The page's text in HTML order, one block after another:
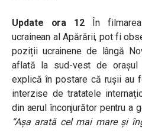
Update ora 12 În
ucrainean al Apărării, pot fi
poziții ucrainene de lângă
aflată la sud-vest de orașul
explică în postare că rușii au
interzise de tratatele
din aerul înconjurător pentru a
“Așa arată cel mai mare și